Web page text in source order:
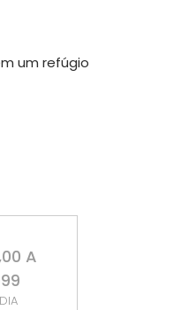
um refúgio
A